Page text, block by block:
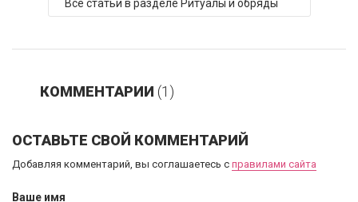
Все статьи в разделе Ритуалы и обряды
КОММЕНТАРИИ (1)
ОСТАВЬТЕ СВОЙ КОММЕНТАРИЙ
Добавляя комментарий, вы соглашаетесь с правилами сайта
Ваше имя